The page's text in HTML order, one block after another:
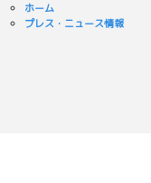
ホーム
プレス・ニュース情報